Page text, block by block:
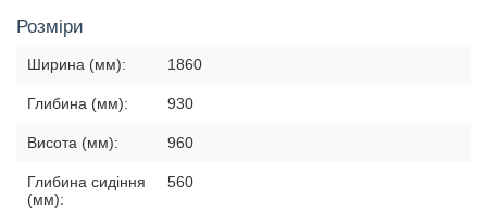
Розміри
Ширина (мм): 1860
Глибина (мм): 930
Висота (мм): 960
Глибина сидіння
(мм):
560